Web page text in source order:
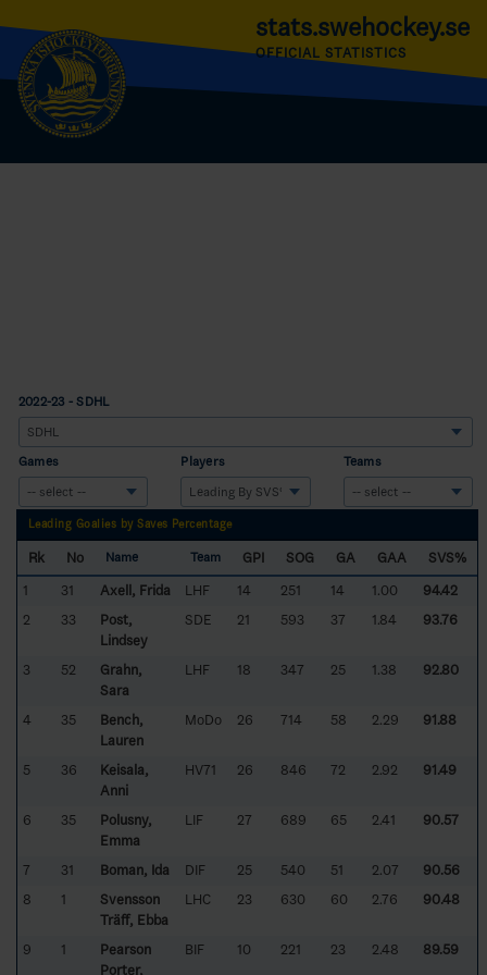
stats.swehockey.se
OFFICIAL STATISTICS
2022-23 - SDHL
Games Players Teams
Leading Goalies by Saves Percentage
Rk No Name Team GPI SOG GA GAA
SVS%
1
31 Axell, Frida LHF 14 251 14 1.00
94.42
2
33
Post,
Lindsey
SDE 21 593 37 1.84 93.76
3 52
Grahn,
Sara
LHF 18 347 25 1.38 92.80
4 35
Bench,
Lauren
MoDo 26 714 58 2.29 91.88
5 36
Keisala,
Anni
HV71 26 846 72 2.92 91.49
6 35
Polusny,
Emma
LIF 27 689 65 2.41 90.57
7 31 Boman, Ida DIF 25 540 51 2.07
90.56
8
1
Svensson
Träff, Ebba
LHC 23 630 60 2.76 90.48
9 1
Pearson
Porter,
BIF 10 221 23 2.48 89.59